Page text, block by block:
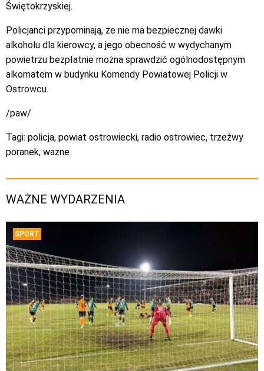
Świętokrzyskiej.
Policjanci przypominają, że nie ma bezpiecznej dawki
alkoholu dla kierowcy, a jego obecność w wydychanym
powietrzu bezpłatnie można sprawdzić ogólnodostępnym
alkomatem w budynku Komendy Powiatowej Policji w
Ostrowcu.
/paw/
Tagi: policja, powiat ostrowiecki, radio ostrowiec, trzeźwy
poranek, wazne
WAŻNE WYDARZENIA
SPORT